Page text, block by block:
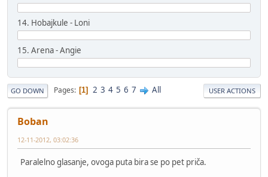
14. Hobajkule - Loni
15. Arena - Angie
GO DOWN Pages 1 2 3 4 5 6 7 All USER ACTIONS
Boban
12-11-2012, 03:02:36
Paralelno glasanje, ovoga puta bira se po pet priča.